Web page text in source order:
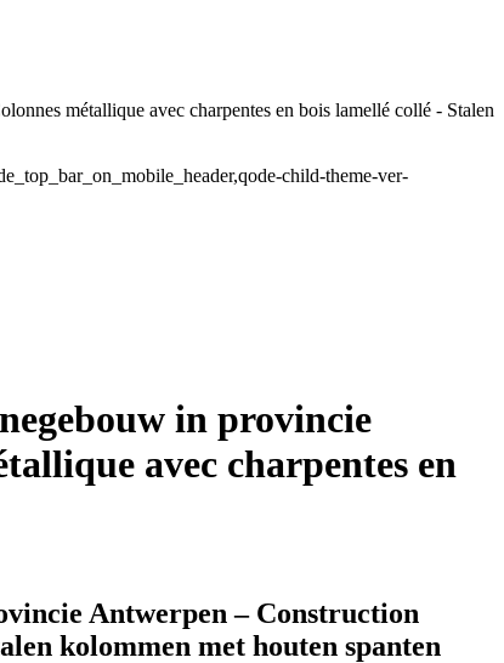
métallique avec charpentes en bois lamellé collé - Stalen
child-theme-ver-
in provincie
avec charpentes en
Antwerpen – Construction
kolommen met houten spanten